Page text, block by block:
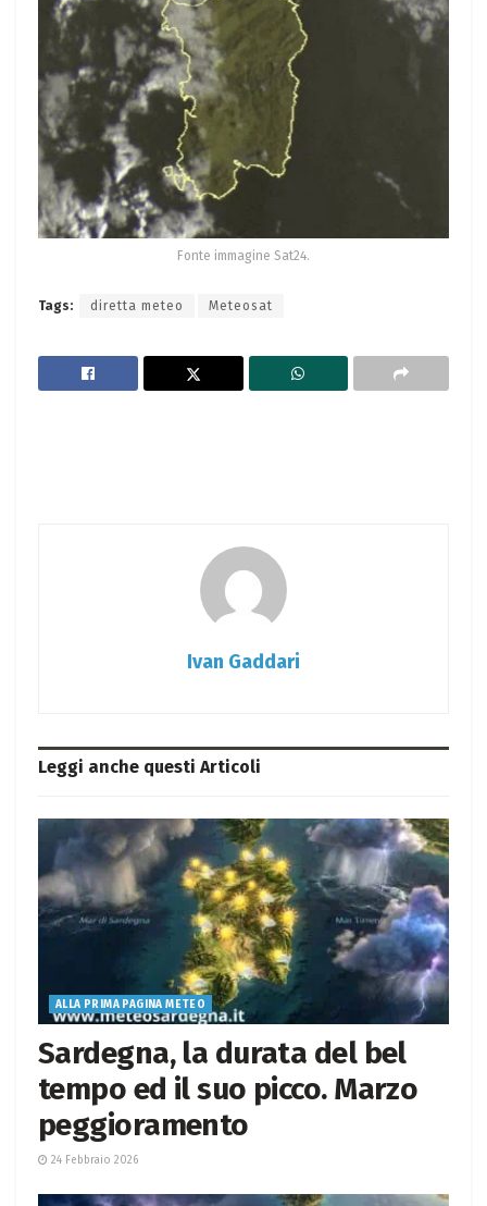
Fonte immagine Sat24.
Tags: diretta meteo Meteosat
Ivan Gaddari
Leggi anche questi Articoli
ALLA PRIMA PAGINA METEO
Sardegna, la durata del bel
tempo ed il suo picco. Marzo
peggioramento
24 Febbraio 2026